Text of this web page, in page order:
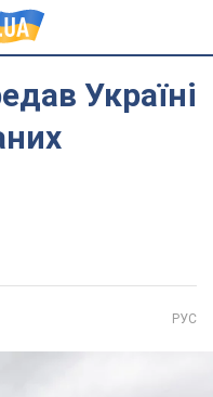
Україні
РУС